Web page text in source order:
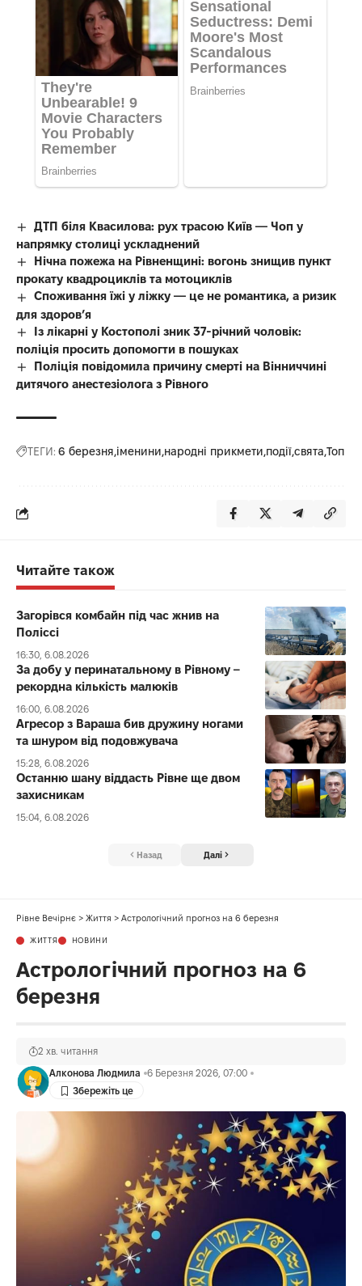
ДТП біля Квасилова: рух трасою Київ — Чоп у
напрямку столиці ускладнений
Нічна пожежа на Рівненщині: вогонь знищив пункт
прокату квадроциклів та мотоциклів
Споживання їжі у ліжку — це не романтика, а ризик
для здоров’я
Із лікарні у Костополі зник 37-річний чоловік:
поліція просить допомогти в пошуках
Поліція повідомила причину смерті на Вінниччині
дитячого анестезіолога з Рівного
ТЕГИ: 6 березня іменини народні прикмети подіїсвята Топ
Читайте також
Загорівся комбайн під час жнив на
Поліссі
16:30, 6.08.2026
За добу у перинатальному в Рівному –
рекордна кількість малюків
16:00, 6.08.2026
Агресор з Вараша бив дружину ногами
та шнуром від подовжувача
15:28, 6.08.2026
Останню шану віддасть Рівне ще двом
захисникам
15:04, 6.08.2026
Назад Далі
Рівне Вечірнє > Життя > Астрологічний прогноз на 6 березня
ЖИТТЯ НОВИНИ
Астрологічний прогноз на 6
березня
Алконова Людмила 6 Березня 2026, 07:00
2 хв. читання